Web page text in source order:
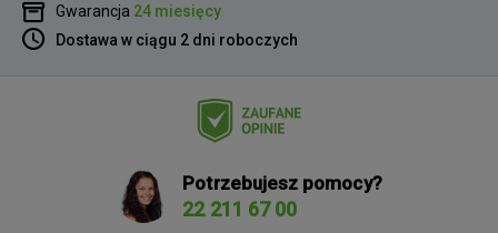
Gwarancja 24 miesięcy
Dostawa w ciągu 2 dni roboczych
Potrzebujesz pomocy?
22 211 67 00